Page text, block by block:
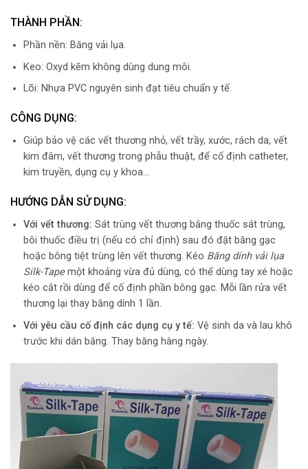
THÀNH PHẦN:
Phần nền: Băng vải lụa.
Keo: Oxyd kẽm không dùng dung môi.
Lõi: Nhựa PVC nguyên sinh đạt tiêu chuẩn y tế.
CÔNG DỤNG:
Giúp bảo vệ các vết thương nhỏ, vết trầy, xước, rách da, vết
kim đâm, vết thương trong phẫu thuật, để cố định catheter,
kim truyền, dụng cụ y khoa…
HƯỚNG DẪN SỬ DỤNG:
Với vết thương: Sát trùng vết thương bằng thuốc sát trùng,
bôi thuốc điều trị (nếu có chỉ định) sau đó đặt băng gạc
hoặc bông tiệt trùng lên vết thương. Kéo Băng dính vải lụa
Silk-Tapemột khoảng vừa đủ dùng, có thể dùng tay xé hoặc
kéo cắt rồi dùng để cố định phần bông gạc. Mỗi lần rửa vết
thương lại thay băng dính 1 lần.
Với yêu cầu cố định các dụng cụ y tế: Vệ sinh da và lau khô
trước khi dán băng. Thay băng hàng ngày.